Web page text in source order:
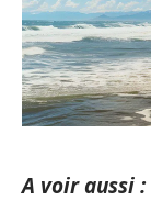
A voir aussi :